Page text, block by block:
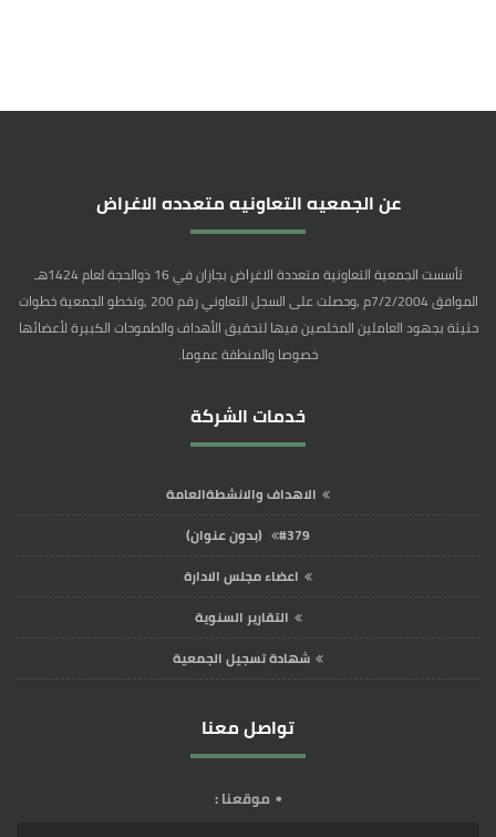
عن الجمعيه التعاونيه متعدده الاغراض
تأسست الجمعية التعاونية متعددة الاغراض بجازان في 16 ذوالحجة لعام 1424هـ
الموافق 7/2/2004م ,وحصلت على السجل التعاوني رقم 200 ,وتخطو الجمعية خطوات
حثيثة بجهود العاملين المخلصين فيها لتحقيق الأهداف والطموحات الكبيرة لأعضائها
خصوصا والمنطقة عموما.
خدمات الشركة
الاهداف والانشطةالعامة
#379 (بدون عنوان)
اعضاء مجلس الادارة
التقارير السنوية
شهادة تسجيل الجمعية
تواصل معنا
موقعنا :